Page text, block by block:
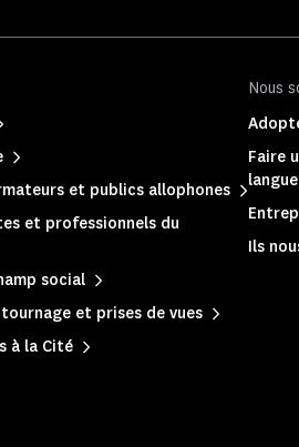
et publics allophones
et professionnels du
social
et prises de vues
à la Cité
Nous
Faire
Ils